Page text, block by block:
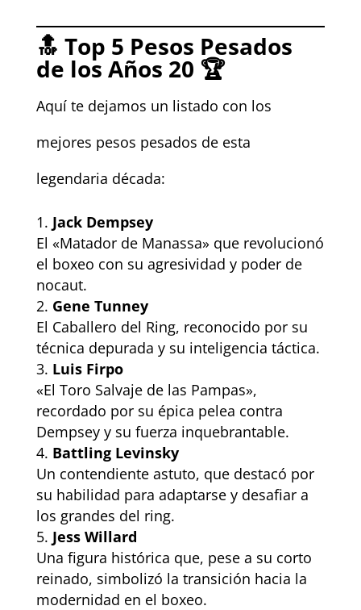
🔝 Top 5 Pesos Pesados
de los Años 20 🏆
Aquí te dejamos un listado con los
mejores pesos pesados de esta
legendaria década:
Jack Dempsey
El «Matador de Manassa» que revolucionó
el boxeo con su agresividad y poder de
nocaut.
Gene Tunney
El Caballero del Ring, reconocido por su
técnica depurada y su inteligencia táctica.
Luis Firpo
«El Toro Salvaje de las Pampas»,
recordado por su épica pelea contra
Dempsey y su fuerza inquebrantable.
Battling Levinsky
Un contendiente astuto, que destacó por
su habilidad para adaptarse y desafiar a
los grandes del ring.
Jess Willard
Una figura histórica que, pese a su corto
reinado, simbolizó la transición hacia la
modernidad en el boxeo.